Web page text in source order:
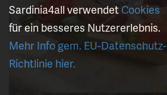
Sardinia4all verwendet Cookies
für ein besseres Nutzererlebnis.
Mehr Info gem. EU-Datenschutz-
Richtlinie hier.